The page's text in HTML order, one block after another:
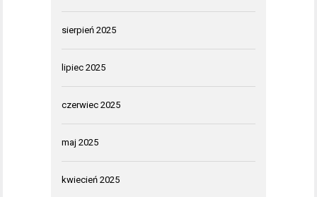
sierpień 2025
lipiec 2025
czerwiec 2025
maj 2025
kwiecień 2025